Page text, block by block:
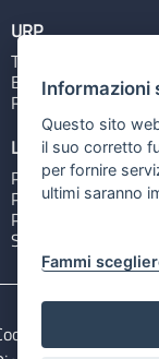
URP
Tel: 800713939
Email:
Rubrica
Link utili
Portale Istituzionale
PO FESR Puglia
PSR Puglia 2014-
Sistema Puglia
e privacy
Informazioni
Questo sito
il suo corretto
per fornire
ultimi saranno
Fammi